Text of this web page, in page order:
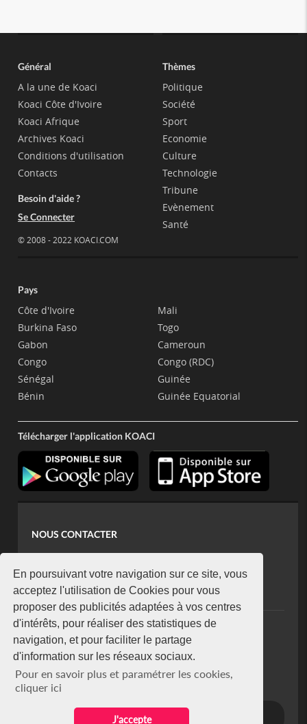
En poursuivant votre navigation sur ce site, vous
acceptez l'utilisation de Cookies pour vous
proposer des publicités adaptées à vos centres
d'intérêts, pour réaliser des statistiques de
navigation, et pour faciliter le partage
d'information sur les réseaux sociaux.
Pour en savoir plus et paramétrer les cookies,
cliquer ici
J'accepte
Général
A la une de Koaci
Koaci Côte d'Ivoire
Koaci Afrique
Archives Koaci
Conditions d'utilisation
Contacts
Besoin d'aide ?
Se Connecter
© 2008 - 2022 KOACI.COM
Thèmes
Politique
Société
Sport
Economie
Culture
Technologie
Tribune
Evènement
Santé
Pays
Côte d'Ivoire
Burkina Faso
Gabon
Congo
Sénégal
Bénin
Mali
Togo
Cameroun
Congo (RDC)
Guinée
Guinée Equatorial
Télécharger l'application KOACI
NOUS CONTACTER
koaci@yahoo.fr
+225 07 08 85 52 93
NEWSLETTER
Restez connecté via notre newsletter
S'abonner
Se désabonner